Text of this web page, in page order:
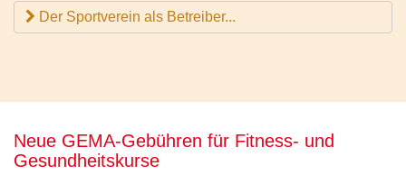
Der Sportverein als Betreiber...
Neue GEMA-Gebühren für Fitness- und
Gesundheitskurse